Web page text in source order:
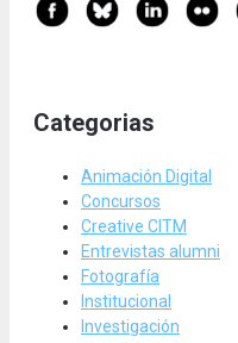
Categorias
Animación Digital
Concursos
Creative CITM
Entrevistas alumni
Fotografía
Institucional
Investigación